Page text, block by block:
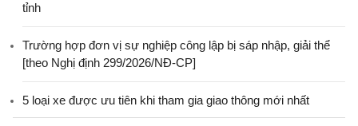
tỉnh
Trường hợp đơn vị sự nghiệp công lập bị sáp nhập, giải thể
[theo Nghị định 299/2026/NĐ-CP]
5 loại xe được ưu tiên khi tham gia giao thông mới nhất